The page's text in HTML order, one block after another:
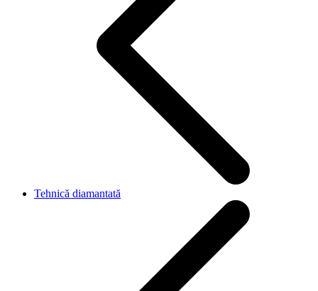
Tehnică diamantată